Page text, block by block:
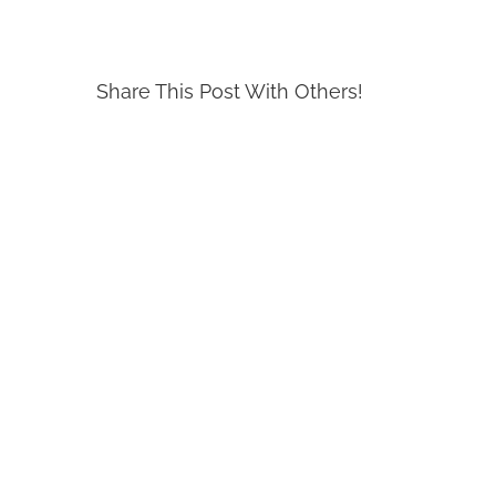
Share This Post With Others!